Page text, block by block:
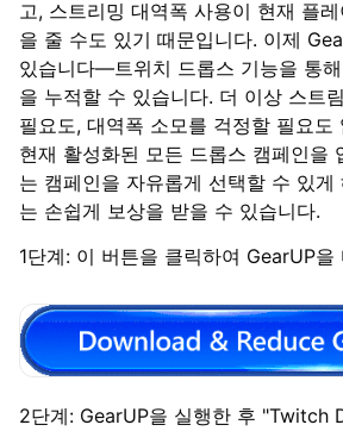
고, 스트리밍 대역폭 사용이 현재 플
을 줄 수도 있기 때문입니다. 이제
있습니다—트위치 드롭스 기능을 통
을 누적할 수 있습니다. 더 이상 스트
필요도, 대역폭 소모를 걱정할 필요도
현재 활성화된 모든 드롭스 캠페인을
는 캠페인을 자유롭게 선택할 수 있게
는 손쉽게 보상을 받을 수 있습니다.
1단계: 이 버튼을 클릭하여 GearUP을
2단계: GearUP을 실행한 후 "Twitch